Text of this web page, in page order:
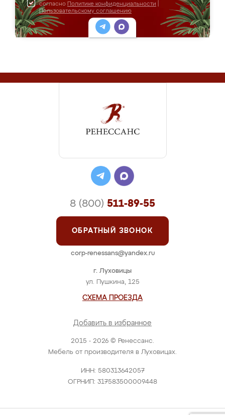
согласно Политике конфиденциальности
Пользовательскому соглашению
2015 - 2026 © Ренессанс.
Мебель от производителя в Луховицах.
ИНН: 580313642057
ОГРНИП: 317583500009448
г. Луховицы
ул. Пушкина, 125
СХЕМА ПРОЕЗДА
Добавить в избранное
8 (800) 511-89-55
ОБРАТНЫЙ ЗВОНОК
corp-renessans@yandex.ru